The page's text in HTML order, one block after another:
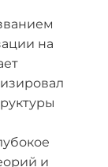
на
и